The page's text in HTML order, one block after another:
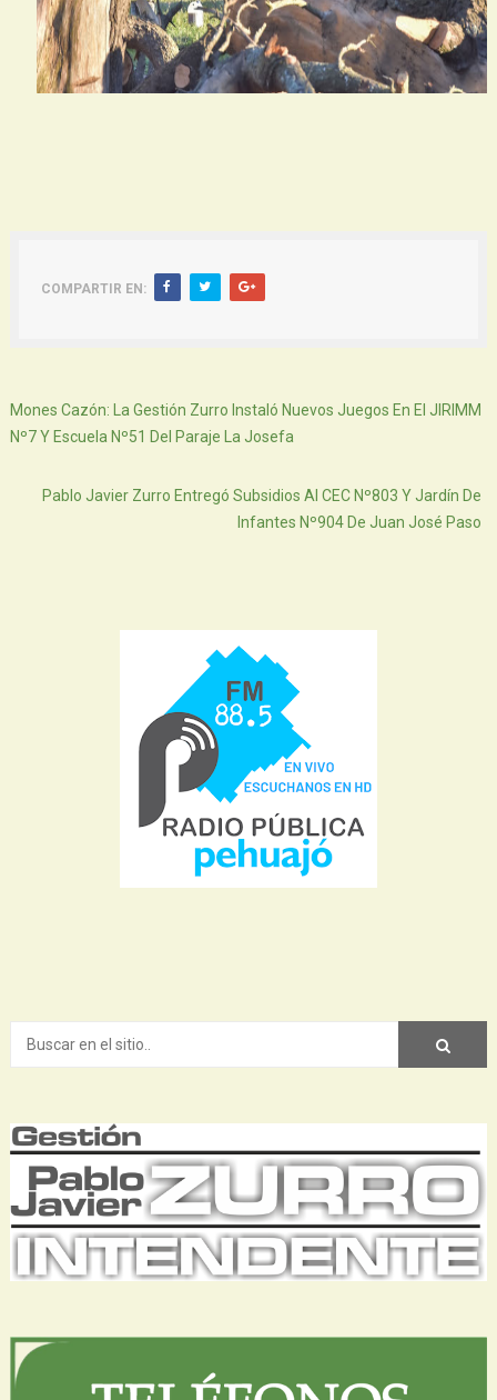
COMPARTIR EN:
Mones Cazón: La Gestión Zurro Instaló Nuevos Juegos En El JIRIMM
Nº7 Y Escuela Nº51 Del Paraje La Josefa
Pablo Javier Zurro Entregó Subsidios Al CEC Nº803 Y Jardín De
Infantes Nº904 De Juan José Paso